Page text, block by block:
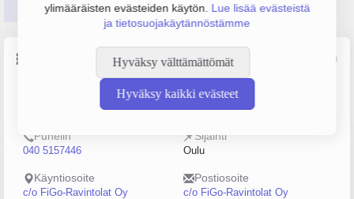
ylimääräisten evästeiden käytön. Lue lisää evästeistä
ja tietosuojakäytännöstämme
Hyväksy välttämättömät
Hyväksy kaikki evästeet
Perustiedot Tilinpäätösluvut Päättäjätiedot
Lähde: YTJ, PRH, Traficom
Henkilöstömäärä
0–4
Puhelin
040 5157446
Sijainti
Oulu
Käyntiosoite
c/o FiGo-Ravintolat Oy
Postiosoite
c/o FiGo-Ravintolat Oy